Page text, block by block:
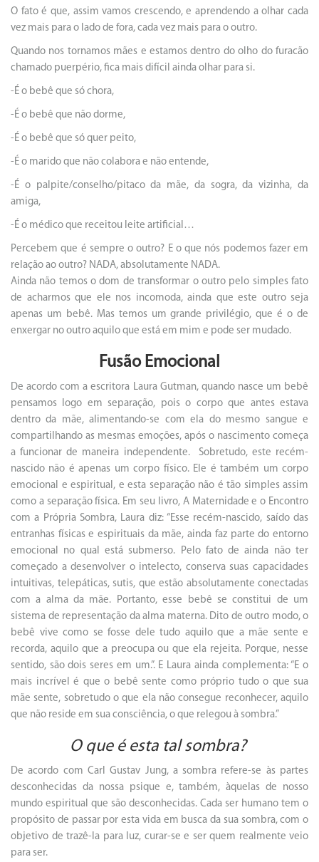
O fato é que, assim vamos crescendo, e aprendendo a olhar cada
vez mais para o lado de fora, cada vez mais para o outro.
Quando nos tornamos mães e estamos dentro do olho do furacão
chamado puerpério, fica mais difícil ainda olhar para si.
-É o bebê que só chora,
-É o bebê que não dorme,
-É o bebê que só quer peito,
-É o marido que não colabora e não entende,
-É o palpite/conselho/pitaco da mãe, da sogra, da vizinha, da
amiga,
-É o médico que receitou leite artificial…
Percebem que é sempre o outro? E o que nós podemos fazer em
relação ao outro? NADA, absolutamente NADA.
Ainda não temos o dom de transformar o outro pelo simples fato
de acharmos que ele nos incomoda, ainda que este outro seja
apenas um bebê. Mas temos um grande privilégio, que é o de
enxergar no outro aquilo que está em mim e pode ser mudado.
Fusão Emocional
De acordo com a escritora Laura Gutman, quando nasce um bebê
pensamos logo em separação, pois o corpo que antes estava
dentro da mãe, alimentando-se com ela do mesmo sangue e
compartilhando as mesmas emoções, após o nascimento começa
a funcionar de maneira independente. Sobretudo, este recém-
nascido não é apenas um corpo físico. Ele é também um corpo
emocional e espiritual, e esta separação não é tão simples assim
como a separação física. Em seu livro, A Maternidade e o Encontro
com a Própria Sombra, Laura diz: “Esse recém-nascido, saído das
entranhas físicas e espirituais da mãe, ainda faz parte do entorno
emocional no qual está submerso. Pelo fato de ainda não ter
começado a desenvolver o intelecto, conserva suas capacidades
intuitivas, telepáticas, sutis, que estão absolutamente conectadas
com a alma da mãe. Portanto, esse bebê se constitui de um
sistema de representação da alma materna. Dito de outro modo, o
bebê vive como se fosse dele tudo aquilo que a mãe sente e
recorda, aquilo que a preocupa ou que ela rejeita. Porque, nesse
sentido, são dois seres em um.”. E Laura ainda complementa: “E o
mais incrível é que o bebê sente como próprio tudo o que sua
mãe sente, sobretudo o que ela não consegue reconhecer, aquilo
que não reside em sua consciência, o que relegou à sombra.”
O que é esta tal sombra?
De acordo com Carl Gustav Jung, a sombra refere-se às partes
desconhecidas da nossa psique e, também, àquelas de nosso
mundo espiritual que são desconhecidas. Cada ser humano tem o
propósito de passar por esta vida em busca da sua sombra, com o
objetivo de trazê-la para luz, curar-se e ser quem realmente veio
para ser.